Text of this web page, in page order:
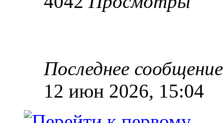
Последнее
12 июн 2026, 15:04